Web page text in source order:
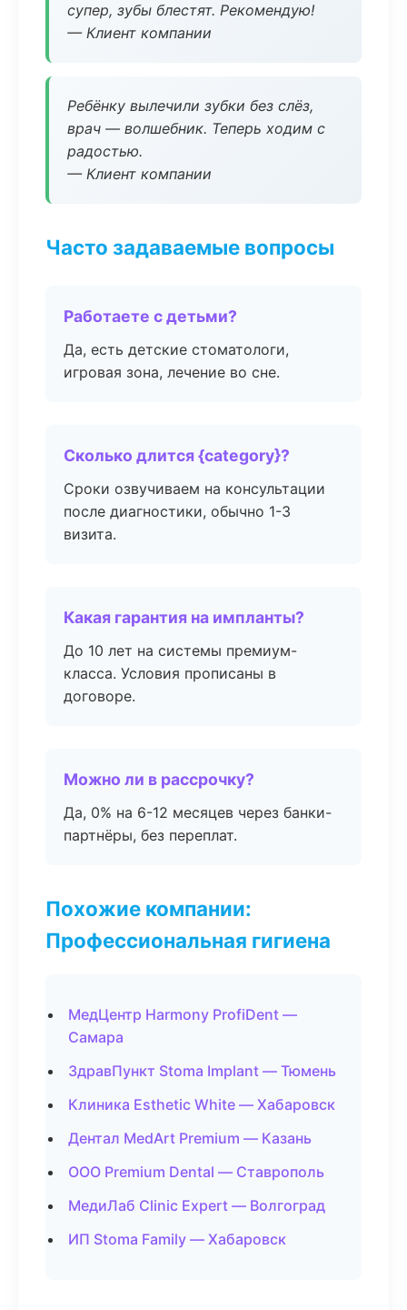
супер, зубы блестят. Рекомендую!
— Клиент компании
Ребёнку вылечили зубки без слёз,
врач — волшебник. Теперь ходим с
радостью.
— Клиент компании
Часто задаваемые вопросы
Работаете с детьми?
Да, есть детские стоматологи,
игровая зона, лечение во сне.
Сколько длится {category}?
Сроки озвучиваем на консультации
после диагностики, обычно 1-3
визита.
Какая гарантия на импланты?
До 10 лет на системы премиум-
класса. Условия прописаны в
договоре.
Можно ли в рассрочку?
Да, 0% на 6-12 месяцев через банки-
партнёры, без переплат.
Похожие компании:
Профессиональная гигиена
МедЦентр Harmony ProfiDent —
Самара
ЗдравПункт Stoma Implant — Тюмень
Клиника Esthetic White — Хабаровск
Дентал MedArt Premium — Казань
ООО Premium Dental — Ставрополь
МедиЛаб Clinic Expert — Волгоград
ИП Stoma Family — Хабаровск